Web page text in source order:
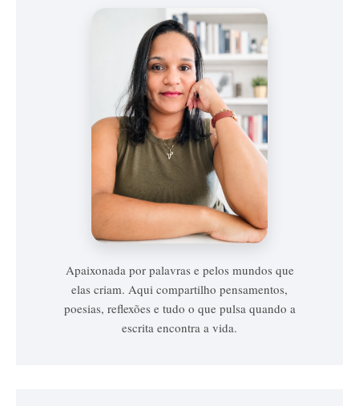
Vanessa
Vieira
Apaixonada por palavras e pelos mundos que
elas criam. Aqui compartilho pensamentos,
poesias, reflexões e tudo o que pulsa quando a
escrita encontra a vida.